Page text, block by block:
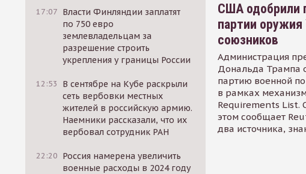
17:07 Власти Финляндии заплатят
по 750 евро
землевладельцам за
разрешение строить
укрепления у границы России
12:53
В сентябре на Кубе раскрыли
сеть вербовки местных
жителей в российскую армию.
Наемники рассказали, что их
вербовал сотрудник РАН
22:20 Россия намерена увеличить
военные расходы в 2024 году
США одобрили
партии оружия
союзников
Администрация
Дональда Трампа
партию военной
в рамках
Requirements List.
этом сообщает
два источника,